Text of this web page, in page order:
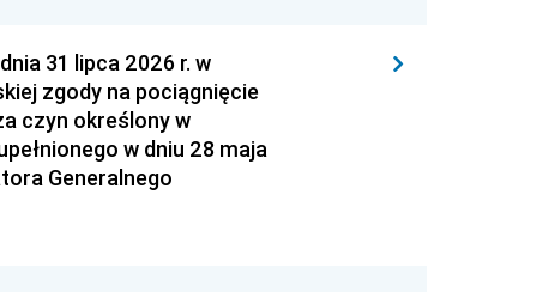
31 lipca 2026 r. w
zgody na pociągnięcie
czyn określony w
w dniu 28 maja
Generalnego